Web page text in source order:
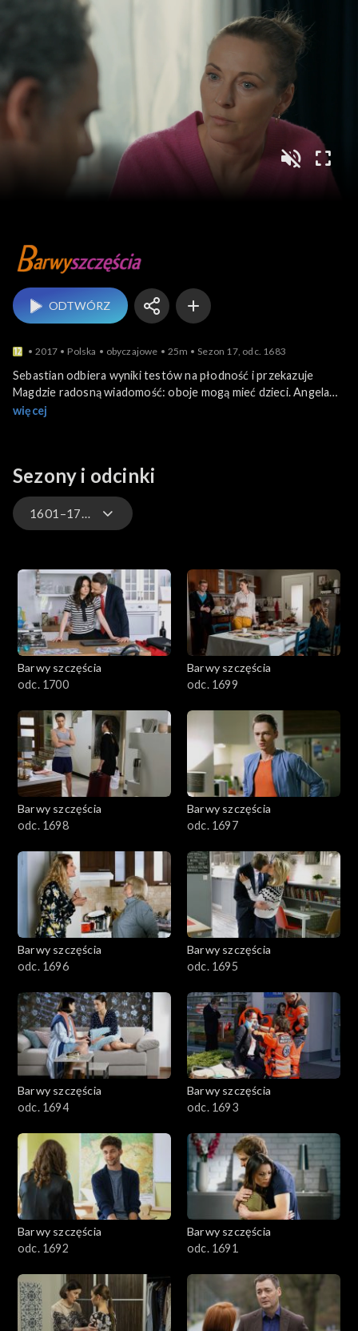
Barwy szczęścia
ODTWÓRZ
2017 Polska obyczajowe 25m Sezon 17, odc. 1683
Sebastian odbiera wyniki testów na płodność i przekazuje
Magdzie radosną wiadomość: oboje mogą mieć dzieci. Angela
wybiera się na spotkanie z profesor Gwizdoń, choć przeraża ją
więcej
Sezony i odcinki
1601–1700
3201-3300
3101-3200
3001-3100
2901-3000
2801–2900
2701–2800
2501–2600
2401–2500
2301–2400
2201–2300
2101–2200
2001–2100
1801–1900
1701–1800
1601–1700
1501–1600
1401–1500
Barwy szczęścia
odc. 1700
Barwy szczęścia
odc. 1699
Barwy szczęścia
odc. 1698
Barwy szczęścia
odc. 1697
Barwy szczęścia
odc. 1696
Barwy szczęścia
odc. 1695
Barwy szczęścia
odc. 1694
Barwy szczęścia
odc. 1693
Barwy szczęścia
odc. 1692
Barwy szczęścia
odc. 1691